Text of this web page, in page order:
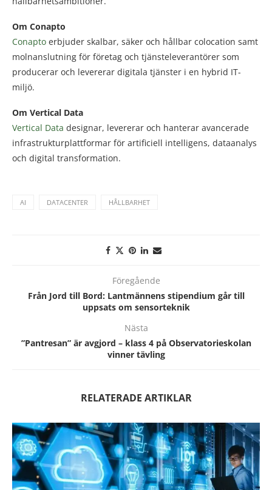
Om Conapto
Conapto erbjuder skalbar, säker och hållbar colocation samt
molnanslutning för företag och tjänsteleverantörer som
producerar och levererar digitala tjänster i en hybrid IT-
miljö.
Om Vertical Data
Vertical Data designar, levererar och hanterar avancerade
infrastrukturplattformar för artificiell intelligens, dataanalys
och digital transformation.
AI DATACENTER HÅLLBARHET
Föregående
Från Jord till Bord: Lantmännens stipendium går till
uppsats om sensorteknik
Nästa
”Pantresan” är avgjord – klass 4 på Observatorieskolan
vinner tävling
RELATERADE ARTIKLAR